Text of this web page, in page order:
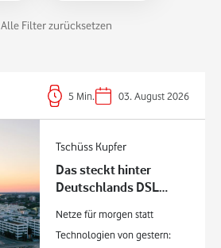
Alle Filter zurücksetzen
5 Min. 03. August 2026
Tschüss Kupfer
Das steckt hinter
Deutschlands DSL
Netze für morgen statt
Technologien von gestern: